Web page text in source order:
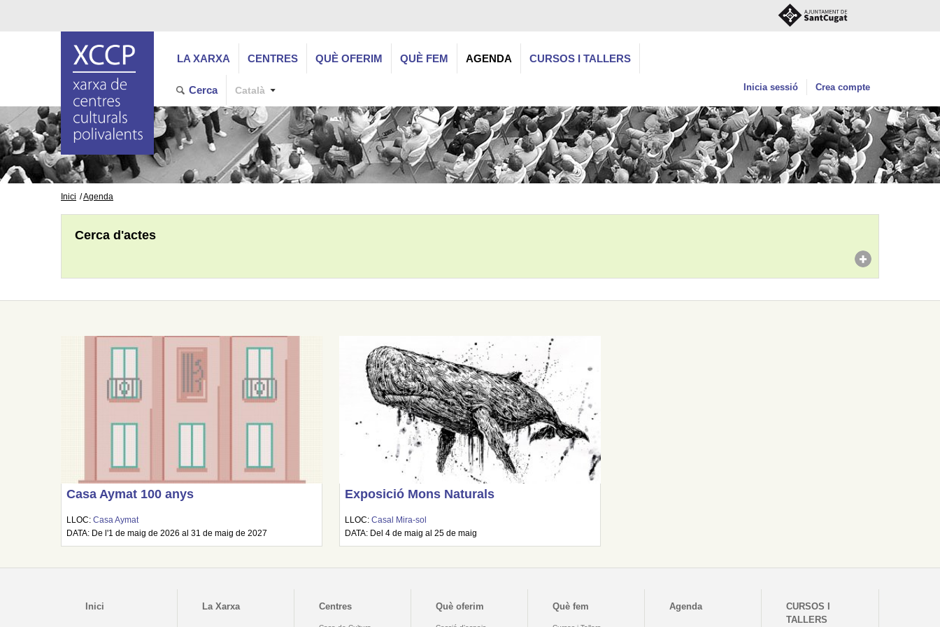
LA XARXA CENTRES QUÈ OFERIM QUÈ FEM AGENDA CURSOS I TALLERS
Cerca Català Inicia sessió Crea compte
Inici Agenda
Cerca d'actes
Casa Aymat 100 anys
LLOC:Casa Aymat
DATA: De l'1 de maig de 2026 al 31 de maig de 2027
Exposició Mons Naturals
LLOC:Casal Mira-sol
DATA: Del 4 de maig al 25 de maig
Inici La Xarxa Centres Què oferim Què fem Agenda
CURSOS I
TALLERS